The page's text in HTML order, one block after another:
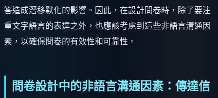
答造成潛移默化的影響。因此，在設計問卷時，除了要注
重文字語言的表達之外，也應該考慮到這些非語言溝通因
素，以確保問卷的有效性和可靠性。
問卷設計中的非語言溝通因素：傳達信